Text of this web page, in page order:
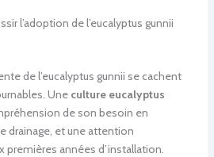
l’adoption de l’eucalyptus gunnii
de l’eucalyptus gunnii se cachent
Une culture eucalyptus
de son besoin en
drainage, et une attention
premières années d’installation.